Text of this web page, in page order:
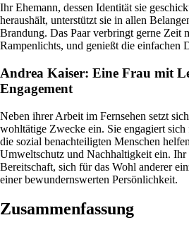
Ihr Ehemann, dessen Identität sie
heraushält, unterstützt sie in allen
Brandung. Das Paar verbringt gerne Zeit
Rampenlichts, und genießt die einfachen
Andrea Kaiser: Eine Frau mit
Engagement
Neben ihrer Arbeit im Fernsehen setzt
wohltätige Zwecke ein. Sie engagiert sich
die sozial benachteiligten Menschen
Umweltschutz und Nachhaltigkeit ein.
Bereitschaft, sich für das Wohl anderer
einer bewundernswerten Persönlichkeit.
Zusammenfassung